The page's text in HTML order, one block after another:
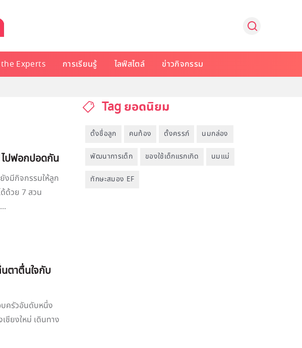
Experts การเรียนรู้ ไลฟ์สไตล์ ข่าวกิจกรรม
ปฟอกปอดกัน
งมีกิจกรรมให้ลูก
ด้วย 7 สวน
ตาตื่นใจกับ
บครัวอันดับหนึ่ง
ชียงใหม่ เดินทาง
Tag ยอดนิยม
ตั้งชื่อลูก คนท้อง ตั้งครรภ์ นมกล่อง
พัฒนาการเด็ก ของใช้เด็กแรกเกิด นมแม่
ทักษะสมอง EF